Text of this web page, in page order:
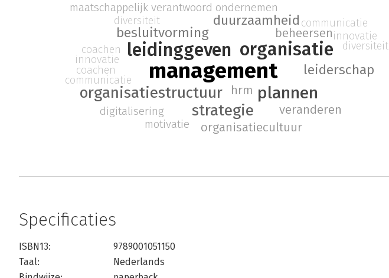
management
leidinggeven organisatie
plannen
strategie
organisatiestructuur
besluitvorming
duurzaamheid
leiderschap
beheersen
veranderen
organisatiecultuur
hrm
maatschappelijk verantwoord ondernemen
motivatie
digitalisering
communicatie
coachen
innovatie
diversiteit communicatie
coachen
innovatie
diversiteit
Specificaties
ISBN13:
9789001051150
Taal:
Nederlands